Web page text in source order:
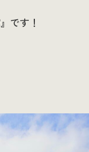
です！